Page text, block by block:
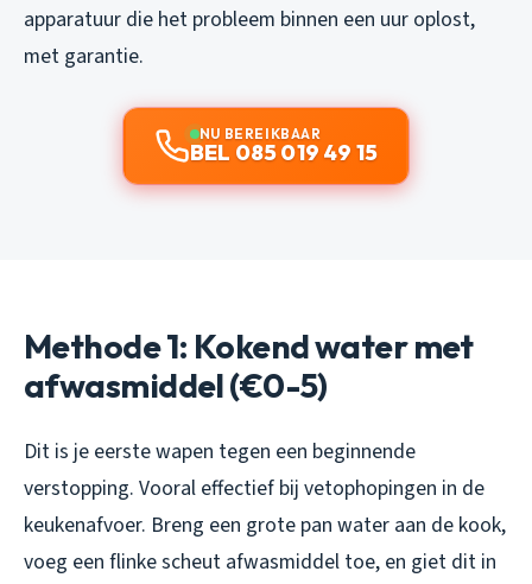
apparatuur die het probleem binnen een uur oplost,
met garantie.
NU BEREIKBAAR
BEL 085 019 49 15
Methode 1: Kokend water met
afwasmiddel (€0-5)
Dit is je eerste wapen tegen een beginnende
verstopping. Vooral effectief bij vetophopingen in de
keukenafvoer. Breng een grote pan water aan de kook,
voeg een flinke scheut afwasmiddel toe, en giet dit in